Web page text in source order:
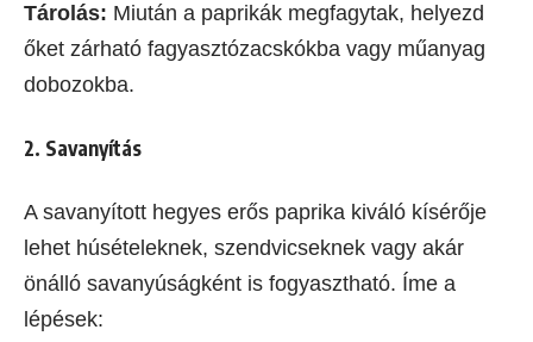
Tárolás: Miután a paprikák megfagytak, helyezd
őket zárható fagyasztózacskókba vagy műanyag
dobozokba.
2. Savanyítás
A savanyított hegyes erős paprika kiváló kísérője
lehet húsételeknek, szendvicseknek vagy akár
önálló savanyúságként is fogyasztható. Íme a
lépések: